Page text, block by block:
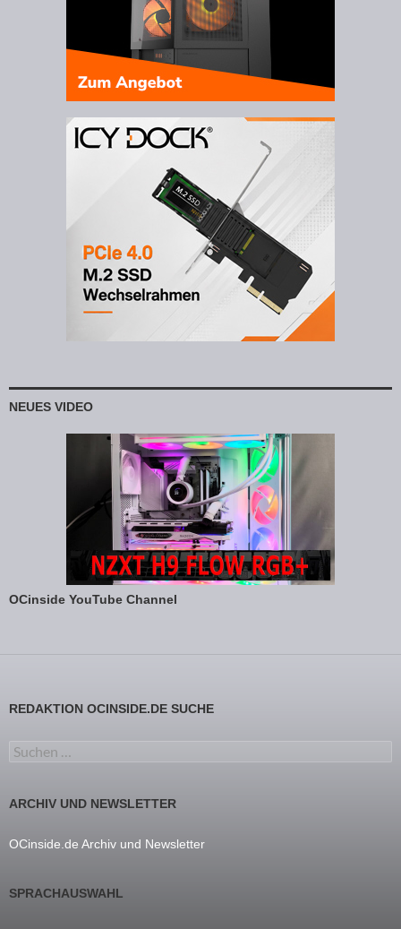
NEUES VIDEO
OCinside YouTube Channel
REDAKTION OCINSIDE.DE SUCHE
Suchen nach:
ARCHIV UND NEWSLETTER
OCinside.de Archiv und Newsletter
SPRACHAUSWAHL